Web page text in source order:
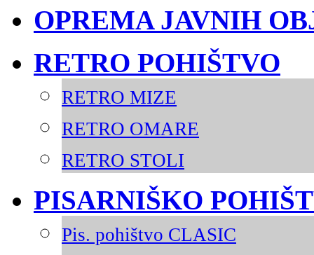
OPREMA JAVNIH
RETRO POHIŠTVO
RETRO MIZE
RETRO OMARE
RETRO STOLI
PISARNIŠKO
Pis. pohištvo CLASIC